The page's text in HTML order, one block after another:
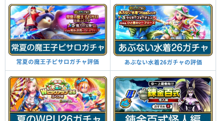
常夏の魔王子ピサロガチャ評価 あぶない水着26ガチャの評価